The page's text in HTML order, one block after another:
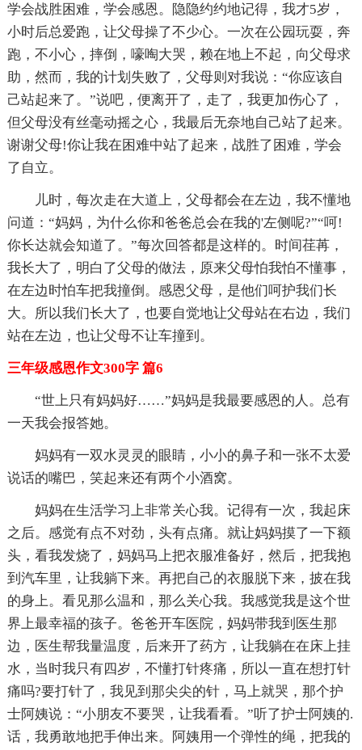
学会战胜困难，学会感恩。隐隐约约地记得，我才5岁，
小时后总爱跑，让父母操了不少心。一次在公园玩耍，奔
跑，不小心，摔倒，嚎啕大哭，赖在地上不起，向父母求
助，然而，我的计划失败了，父母则对我说：“你应该自
己站起来了。”说吧，便离开了，走了，我更加伤心了，
但父母没有丝毫动摇之心，我最后无奈地自己站了起来。
谢谢父母!你让我在困难中站了起来，战胜了困难，学会
了自立。
儿时，每次走在大道上，父母都会在左边，我不懂地
问道：“妈妈，为什么你和爸爸总会在我的'左侧呢?”“呵!
你长达就会知道了。”每次回答都是这样的。时间荏苒，
我长大了，明白了父母的做法，原来父母怕我怕不懂事，
在左边时怕车把我撞倒。感恩父母，是他们呵护我们长
大。所以我们长大了，也要自觉地让父母站在右边，我们
站在左边，也让父母不让车撞到。
三年级感恩作文300字 篇6
“世上只有妈妈好……”妈妈是我最要感恩的人。总有
一天我会报答她。
妈妈有一双水灵灵的眼睛，小小的鼻子和一张不太爱
说话的嘴巴，笑起来还有两个小酒窝。
妈妈在生活学习上非常关心我。记得有一次，我起床
之后。感觉有点不对劲，头有点痛。就让妈妈摸了一下额
头，看我发烧了，妈妈马上把衣服准备好，然后，把我抱
到汽车里，让我躺下来。再把自己的衣服脱下来，披在我
的身上。看见那么温和，那么关心我。我感觉我是这个世
界上最幸福的孩子。爸爸开车医院，妈妈带我到医生那
边，医生帮我量温度，后来开了药方，让我躺在在床上挂
水，当时我只有四岁，不懂打针疼痛，所以一直在想打针
痛吗?要打针了，我见到那尖尖的针，马上就哭，那个护
士阿姨说：“小朋友不要哭，让我看看。”听了护士阿姨的.
话，我勇敢地把手伸出来。阿姨用一个弹性的绳，把我的